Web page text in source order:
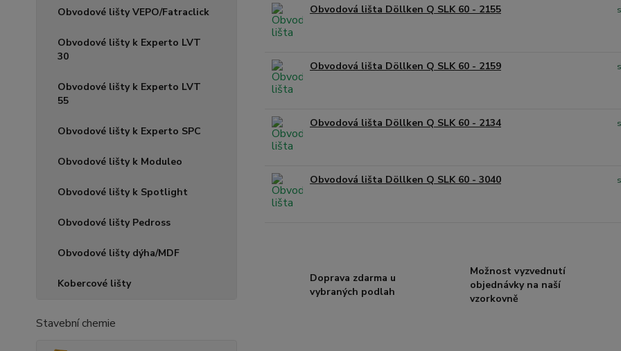
Obvodové lišty VEPO/Fatraclick
Obvodové lišty k Experto LVT
30
Obvodové lišty k Experto LVT
55
Obvodové lišty k Experto SPC
Obvodové lišty k Moduleo
Obvodové lišty k Spotlight
Obvodové lišty Pedross
Obvodové lišty dýha/MDF
Kobercové lišty
Stavební chemie
Obvodová lišta Döllken Q SLK 60 - 2155
Obvodová lišta Döllken Q SLK 60 - 2159
Obvodová lišta Döllken Q SLK 60 - 2134
Obvodová lišta Döllken Q SLK 60 - 3040
Doprava zdarma u
vybraných podlah
Možnost vyzvednutí
objednávky na naší
vzorkovně